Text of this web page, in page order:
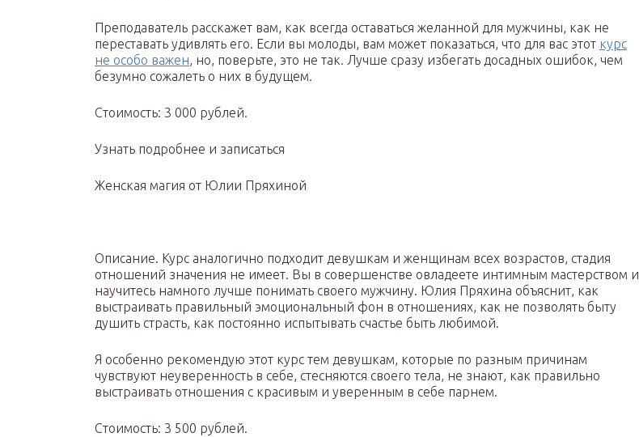
Преподаватель расскажет вам, как всегда оставаться желанной для мужчины, как не
переставать удивлять его. Если вы молоды, вам может показаться, что для вас этот курс
не особо важен, но, поверьте, это не так. Лучше сразу избегать досадных ошибок, чем
безумно сожалеть о них в будущем.
Стоимость: 3 000 рублей.
Узнать подробнее и записаться
Женская магия от Юлии Пряхиной
Описание. Курс аналогично подходит девушкам и женщинам всех возрастов, стадия
отношений значения не имеет. Вы в совершенстве овладеете интимным мастерством и
научитесь намного лучше понимать своего мужчину. Юлия Пряхина объяснит, как
выстраивать правильный эмоциональный фон в отношениях, как не позволять быту
душить страсть, как постоянно испытывать счастье быть любимой.
Я особенно рекомендую этот курс тем девушкам, которые по разным причинам
чувствуют неуверенность в себе, стесняются своего тела, не знают, как правильно
выстраивать отношения с красивым и уверенным в себе парнем.
Стоимость: 3 500 рублей.